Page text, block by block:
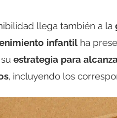
llega también a la
infantil ha
estrategia para
, incluyendo los